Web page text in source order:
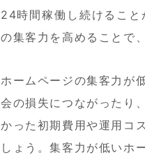
24時間稼働し続けるこ
の集客力を高めることで
ホームページの集客力が
会の損失につながったり
かった初期費用や運用コ
しょう。集客力が低いホ